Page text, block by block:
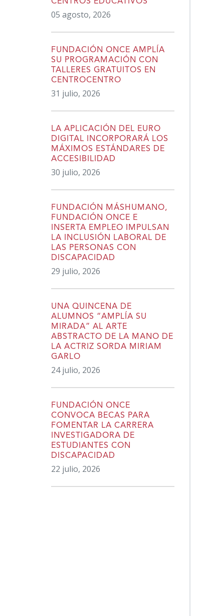
05 agosto, 2026
FUNDACIÓN ONCE AMPLÍA
SU PROGRAMACIÓN CON
TALLERES GRATUITOS EN
CENTROCENTRO
31 julio, 2026
LA APLICACIÓN DEL EURO
DIGITAL INCORPORARÁ LOS
MÁXIMOS ESTÁNDARES DE
ACCESIBILIDAD
30 julio, 2026
FUNDACIÓN MÁSHUMANO,
FUNDACIÓN ONCE E
INSERTA EMPLEO IMPULSAN
LA INCLUSIÓN LABORAL DE
LAS PERSONAS CON
DISCAPACIDAD
29 julio, 2026
UNA QUINCENA DE
ALUMNOS “AMPLÍA SU
MIRADA” AL ARTE
ABSTRACTO DE LA MANO DE
LA ACTRIZ SORDA MIRIAM
GARLO
24 julio, 2026
FUNDACIÓN ONCE
CONVOCA BECAS PARA
FOMENTAR LA CARRERA
INVESTIGADORA DE
ESTUDIANTES CON
DISCAPACIDAD
22 julio, 2026